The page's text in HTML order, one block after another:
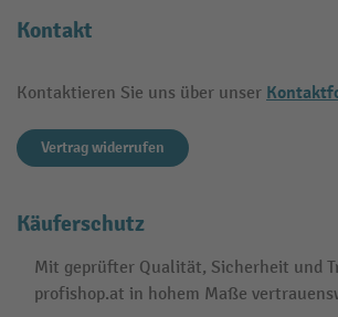
Kontakt
Kontaktieren Sie uns über unser
Vertrag widerrufen
Käuferschutz
Mit geprüfter Qualität, Sicherheit und
profishop.at in hohem Maße